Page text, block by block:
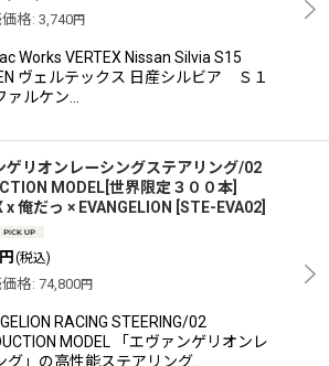
格: 3,740円
Works VERTEX Nissan Silvia S15
ヴェルテックス 日産シルビア Ｓ１
ルケン…
ゲリオンレーシングステアリング/02
MODEL[世界限定３００本]
x 俺だっ × EVANGELION
STE-EVA02
円 (税込)
格: 74,800円
RACING STEERING/02
MODEL 「エヴァンゲリオンレ
グ」の高性能ステアリング…